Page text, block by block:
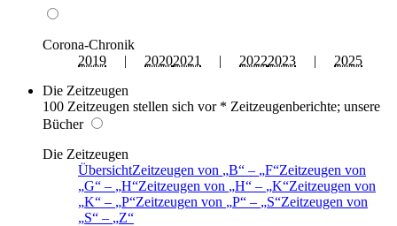
Corona-Chronik
2019 | 20202021 | 20222023 | 2025
Die Zeitzeugen
100 Zeitzeugen stellen sich vor * Zeitzeugenberichte; unsere
Bücher
Die Zeitzeugen
ÜbersichtZeitzeugen von B – F Zeitzeugen von
G
– H Zeitzeugen von H – K Zeitzeugen von
K
– P Zeitzeugen von P – S Zeitzeugen von
S
–
Z